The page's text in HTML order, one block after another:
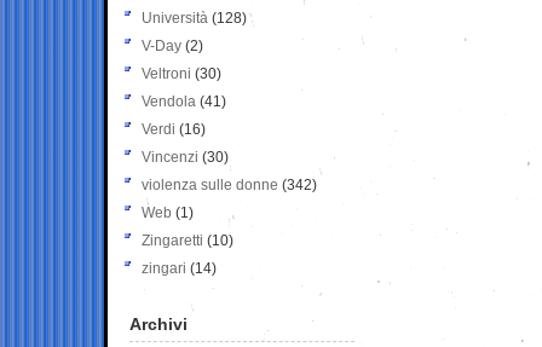
Università (128)
V-Day (2)
Veltroni (30)
Vendola (41)
Verdi (16)
Vincenzi (30)
violenza sulle donne (342)
Web (1)
Zingaretti (10)
zingari (14)
Archivi